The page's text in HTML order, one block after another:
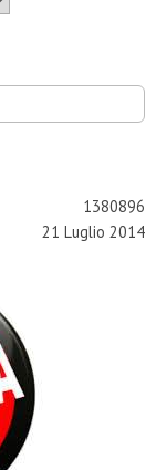
1380896
21 Luglio 2014